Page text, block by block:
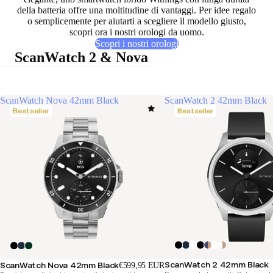
della batteria offre una moltitudine di vantaggi. Per idee regalo
o semplicemente per aiutarti a scegliere il modello giusto,
scopri ora i nostri orologi da uomo.
Scopri i nostri orologi
ScanWatch 2 & Nova
ScanWatch Nova 42mm Black
Bestseller
ScanWatch Nova 42mm Black€599,95 EUR
ScanWatch 2 42mm Black
Bestseller
ScanWatch 2 42mm Black